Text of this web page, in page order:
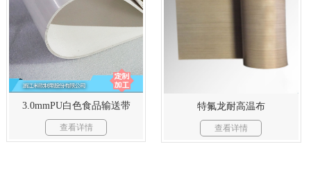
3.0mmPU白色食品输送带
查看详情
特氟龙耐高温布
查看详情